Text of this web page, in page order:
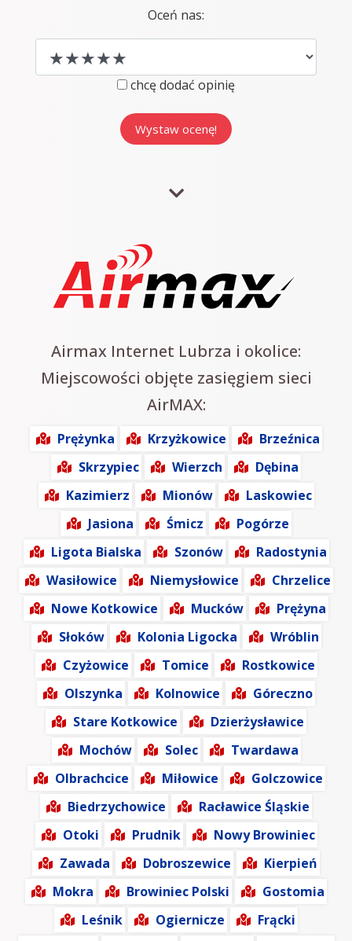
Oceń nas:
chcę dodać opinię
Airmax Internet Lubrza i okolice:
Miejscowości objęte zasięgiem sieci
AirMAX:
Prężynka Krzyżkowice
Brzeźnica
Skrzypiec
Wierzch
Dębina
Kazimierz
Mionów
Laskowiec
Jasiona
Śmicz
Pogórze
Ligota Bialska
Szonów
Radostynia
Wasiłowice
Niemysłowice
Chrzelice
Nowe Kotkowice
Mucków
Prężyna
Słoków
Kolonia Ligocka
Wróblin
Czyżowice
Tomice
Rostkowice
Olszynka
Kolnowice
Góreczno
Stare Kotkowice
Dzierżysławice
Mochów
Solec
Twardawa
Olbrachcice
Miłowice
Golczowice
Biedrzychowice
Racławice Śląskie
Otoki
Prudnik
Nowy Browiniec
Zawada
Dobroszewice
Kierpień
Mokra
Browiniec Polski
Gostomia
Leśnik
Ogiernicze
Frącki